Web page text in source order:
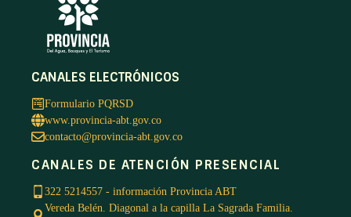
CANALES ELECTRÓNICOS
Formulario PQRSD
www.provincia-abt.gov.co
contacto@provincia-abt.gov.co
CANALES DE ATENCIÓN PRESENCIAL
322 5214557 - información Provincia ABT
Vereda Belén. Diagonal a la capilla La Sagrada Familia.